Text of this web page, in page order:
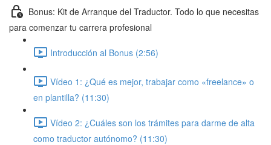
Bonus: Kit de Arranque del Traductor. Todo lo que necesitas
para comenzar tu carrera profesional
Introducción al Bonus (2:56)
Vídeo 1: ¿Qué es mejor, trabajar como «freelance» o
en plantilla? (11:30)
Vídeo 2: ¿Cuáles son los trámites para darme de alta
como traductor autónomo? (11:30)